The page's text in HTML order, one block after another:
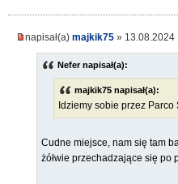
napisał(a) majkik75 » 13.08.2024
Nefer napisał(a):
majkik75 napisał(a):
Idziemy sobie przez Parco
Cudne miejsce, nam się tam
żółwie przechadzające się po